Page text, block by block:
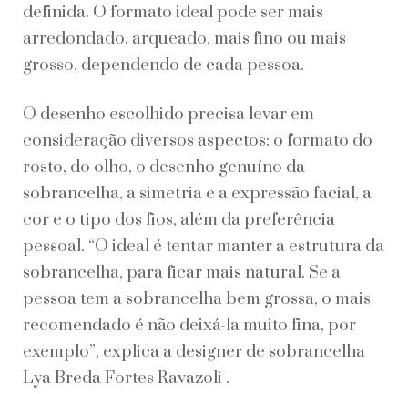
definida. O formato ideal pode ser mais
arredondado, arqueado, mais fino ou mais
grosso, dependendo de cada pessoa.
O desenho escolhido precisa levar em
consideração diversos aspectos: o formato do
rosto, do olho, o desenho genuíno da
sobrancelha, a simetria e a expressão facial, a
cor e o tipo dos fios, além da preferência
pessoal. “O ideal é tentar manter a estrutura da
sobrancelha, para ficar mais natural. Se a
pessoa tem a sobrancelha bem grossa, o mais
recomendado é não deixá-la muito fina, por
exemplo”, explica a designer de sobrancelha
Lya Breda Fortes Ravazoli .